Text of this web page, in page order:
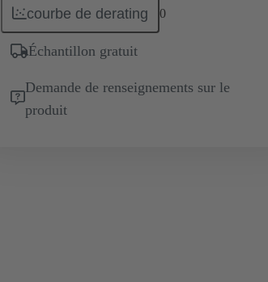
courbe de derating 0
Échantillon gratuit
Demande de renseignements sur le
produit